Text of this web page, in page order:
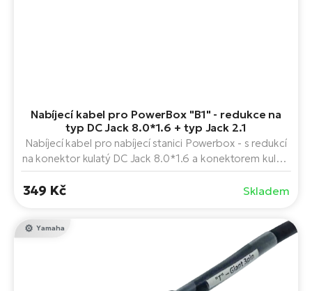
Nabíjecí kabel pro PowerBox "B1" - redukce na
typ DC Jack 8.0*1.6 + typ Jack 2.1
Nabíjecí kabel pro nabíjecí stanici Powerbox - s redukcí
na konektor kulatý DC Jack 8.0*1.6 a konektorem kulatý
349 Kč Skladem
Yamaha